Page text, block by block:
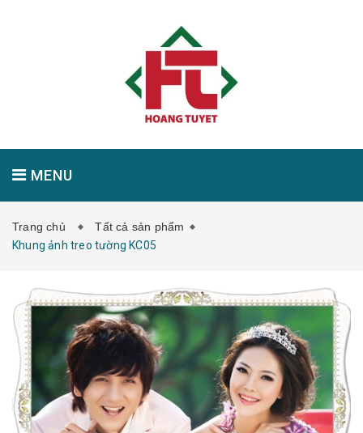
MENU
GIỚI THIỆU SẢN PHẨM
LIÊN HỆ
Trang chủ
Tất cả sản phẩm
Khung ảnh treo tường KC05